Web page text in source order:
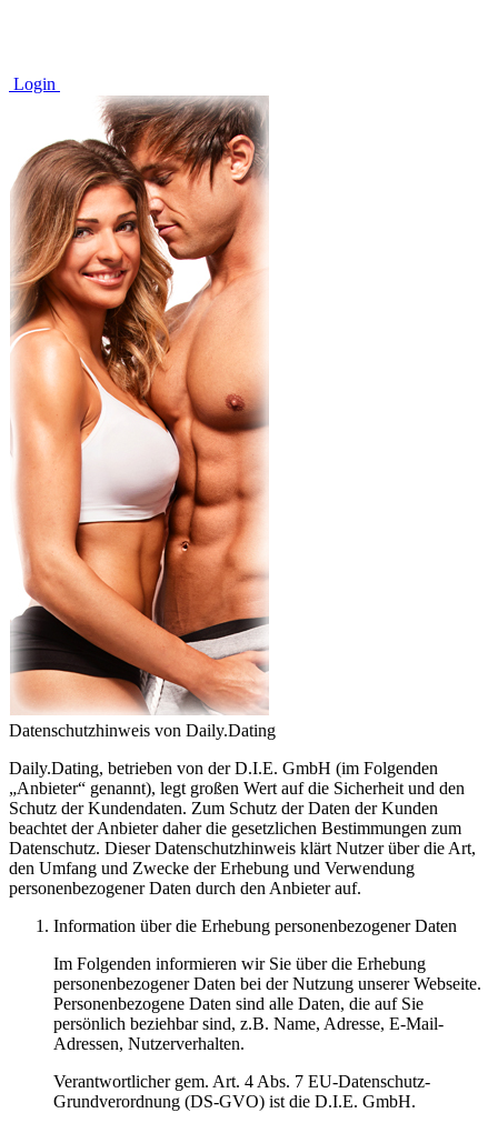
Login
Datenschutzhinweis von Daily.Dating
Daily.Dating, betrieben von der D.I.E. GmbH (im Folgenden
„Anbieter“ genannt), legt großen Wert auf die Sicherheit und den
Schutz der Kundendaten. Zum Schutz der Daten der Kunden
beachtet der Anbieter daher die gesetzlichen Bestimmungen zum
Datenschutz. Dieser Datenschutzhinweis klärt Nutzer über die Art,
den Umfang und Zwecke der Erhebung und Verwendung
personenbezogener Daten durch den Anbieter auf.
Information über die Erhebung personenbezogener Daten
Im Folgenden informieren wir Sie über die Erhebung
personenbezogener Daten bei der Nutzung unserer Webseite.
Personenbezogene Daten sind alle Daten, die auf Sie
persönlich beziehbar sind, z.B. Name, Adresse, E-Mail-
Adressen, Nutzerverhalten.
Verantwortlicher gem. Art. 4 Abs. 7 EU-Datenschutz-
Grundverordnung (DS-GVO) ist die D.I.E. GmbH.